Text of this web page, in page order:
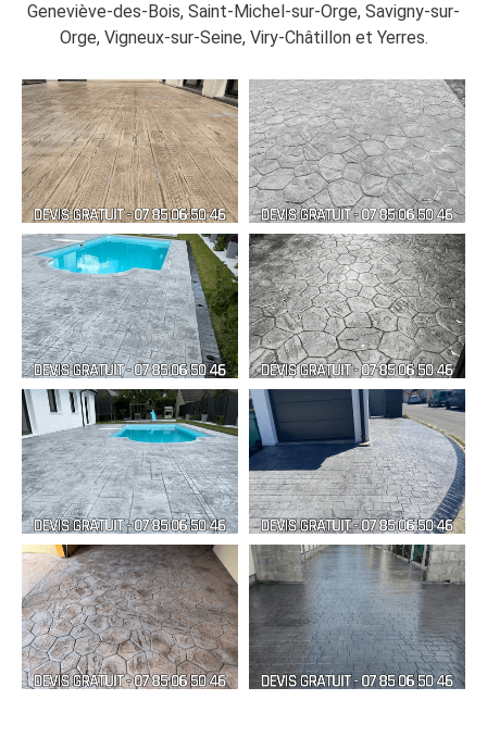
Geneviève-des-Bois, Saint-Michel-sur-Orge, Savigny-sur-
Orge, Vigneux-sur-Seine, Viry-Châtillon et Yerres.